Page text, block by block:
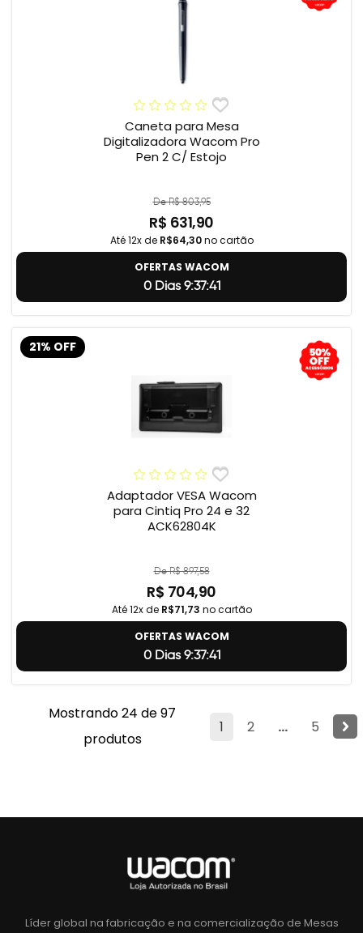
Caneta para Mesa
Digitalizadora Wacom Pro
Pen 2 C/ Estojo
De R$ 803,95
R$ 631,90
Até 12x de R$64,30no cartão
OFERTAS WACOM
0 Dias 9:37:40
21% OFF
Adaptador VESA Wacom
para Cintiq Pro 24 e 32
ACK62804K
De R$ 897,58
R$ 704,90
Até 12x de R$71,73 no cartão
OFERTAS WACOM
0 Dias 9:37:40
1 2 ... 5
Mostrando 24 de 97
produtos
Líder global na fabricação e na comercialização de Mesas